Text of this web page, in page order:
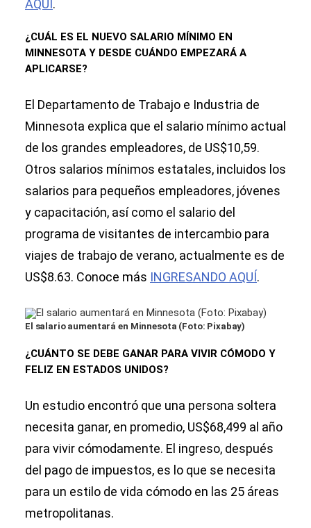
AQUÍ .
¿CUÁL ES EL NUEVO SALARIO MÍNIMO EN
MINNESOTA Y DESDE CUÁNDO EMPEZARÁ A
APLICARSE?
El Departamento de Trabajo e Industria de
Minnesota explica que el salario mínimo actual
de los grandes empleadores, de US$10,59.
Otros salarios mínimos estatales, incluidos los
salarios para pequeños empleadores, jóvenes
y capacitación, así como el salario del
programa de visitantes de intercambio para
viajes de trabajo de verano, actualmente es de
US$8.63. Conoce más INGRESANDO AQUÍ.
El salario aumentará en Minnesota (Foto: Pixabay)
¿CUÁNTO SE DEBE GANAR PARA VIVIR CÓMODO Y
FELIZ EN ESTADOS UNIDOS?
Un estudio encontró que una persona soltera
necesita ganar, en promedio, US$68,499 al año
para vivir cómodamente. El ingreso, después
del pago de impuestos, es lo que se necesita
para un estilo de vida cómodo en las 25 áreas
metropolitanas.